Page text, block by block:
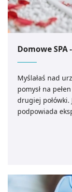
Domowe
Myślałaś nad
pomysł na
drugiej połówki.
podpowiada